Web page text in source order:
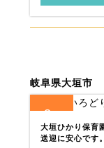
岐阜県大垣市
3
大垣ひかり保育
送迎に安心です